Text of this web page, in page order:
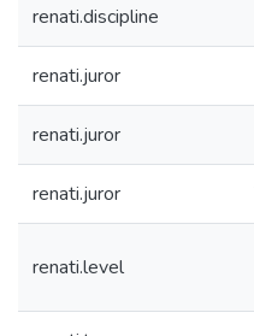
renati.discipline
renati.juror
renati.juror
renati.juror
renati.level